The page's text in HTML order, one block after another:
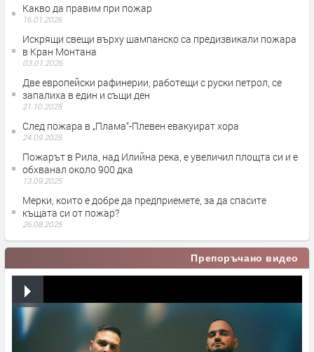
Какво да правим при пожар
16.01.2026
Искрящи свещи върху шампанско са предизвикали пожара
в Кран Монтана
03.01.2026
Две европейски рафинерии, работещи с руски петрол, се
запалиха в един и същи ден
21.10.2025
След пожара в „Плама“-Плевен евакуират хора
24.09.2025
Пожарът в Рила, над Илийна река, е увеличил площта си и е
обхванал около 900 дка
13.09.2025
Мерки, които е добре да предприемете, за да спасите
къщата си от пожар?
26.08.2025
Препоръчано видео